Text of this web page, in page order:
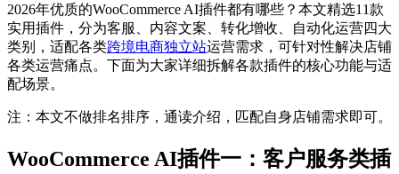
2026年优质的WooCommerce AI插件都有哪些？本文精选11款
实用插件，分为客服、内容文案、转化增收、自动化运营四大
类别，适配各类跨境电商独立站运营需求，可针对性解决店铺
各类运营痛点。下面为大家详细拆解各款插件的核心功能与适
配场景。
注：本文不做排名排序，通读介绍，匹配自身店铺需求即可。
WooCommerce AI插件一：客户服务类插